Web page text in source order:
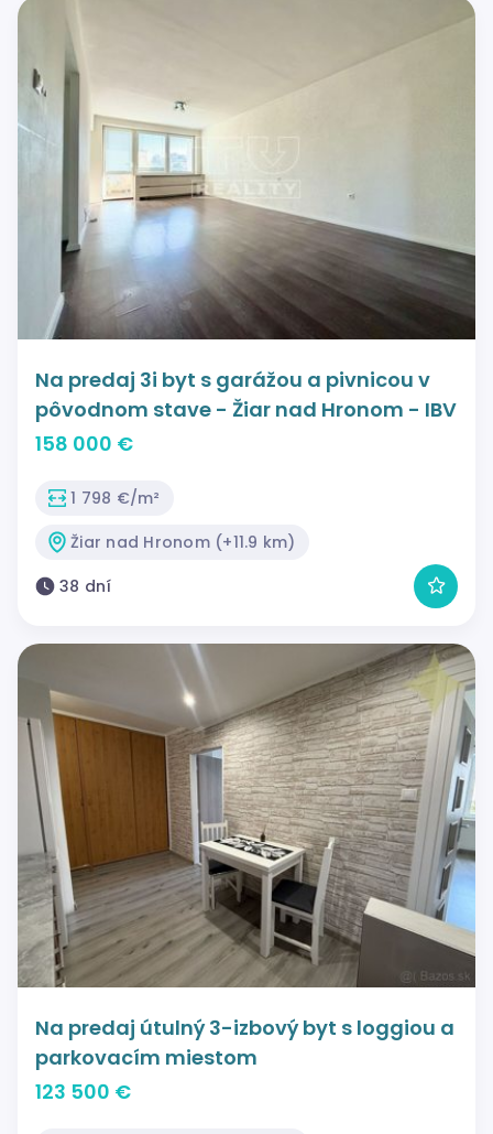
Na predaj 3i byt s garážou a pivnicou v
pôvodnom stave - Žiar nad Hronom - IBV
158 000 €
1 798 €/m²
Žiar nad Hronom (+11.9 km)
38 dní
Na predaj útulný 3-izbový byt s loggiou a
parkovacím miestom
123 500 €